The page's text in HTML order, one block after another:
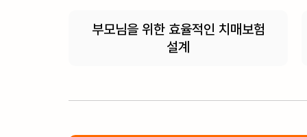
부모님을 위한 효율적인 치매보험
설계